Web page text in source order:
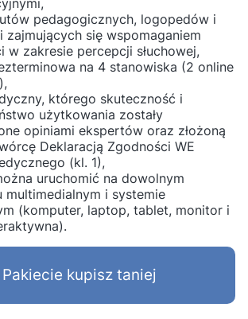
pedagogicznych, logopedów i
zajmujących się wspomaganiem
w zakresie percepcji słuchowej,
na 4 stanowiska (2 online
którego skuteczność i
użytkowania zostały
opiniami ekspertów oraz złożoną
Deklaracją Zgodności WE
(kl. 1),
uruchomić na dowolnym
multimedialnym i systemie
(komputer, laptop, tablet, monitor i
Pakiecie kupisz taniej